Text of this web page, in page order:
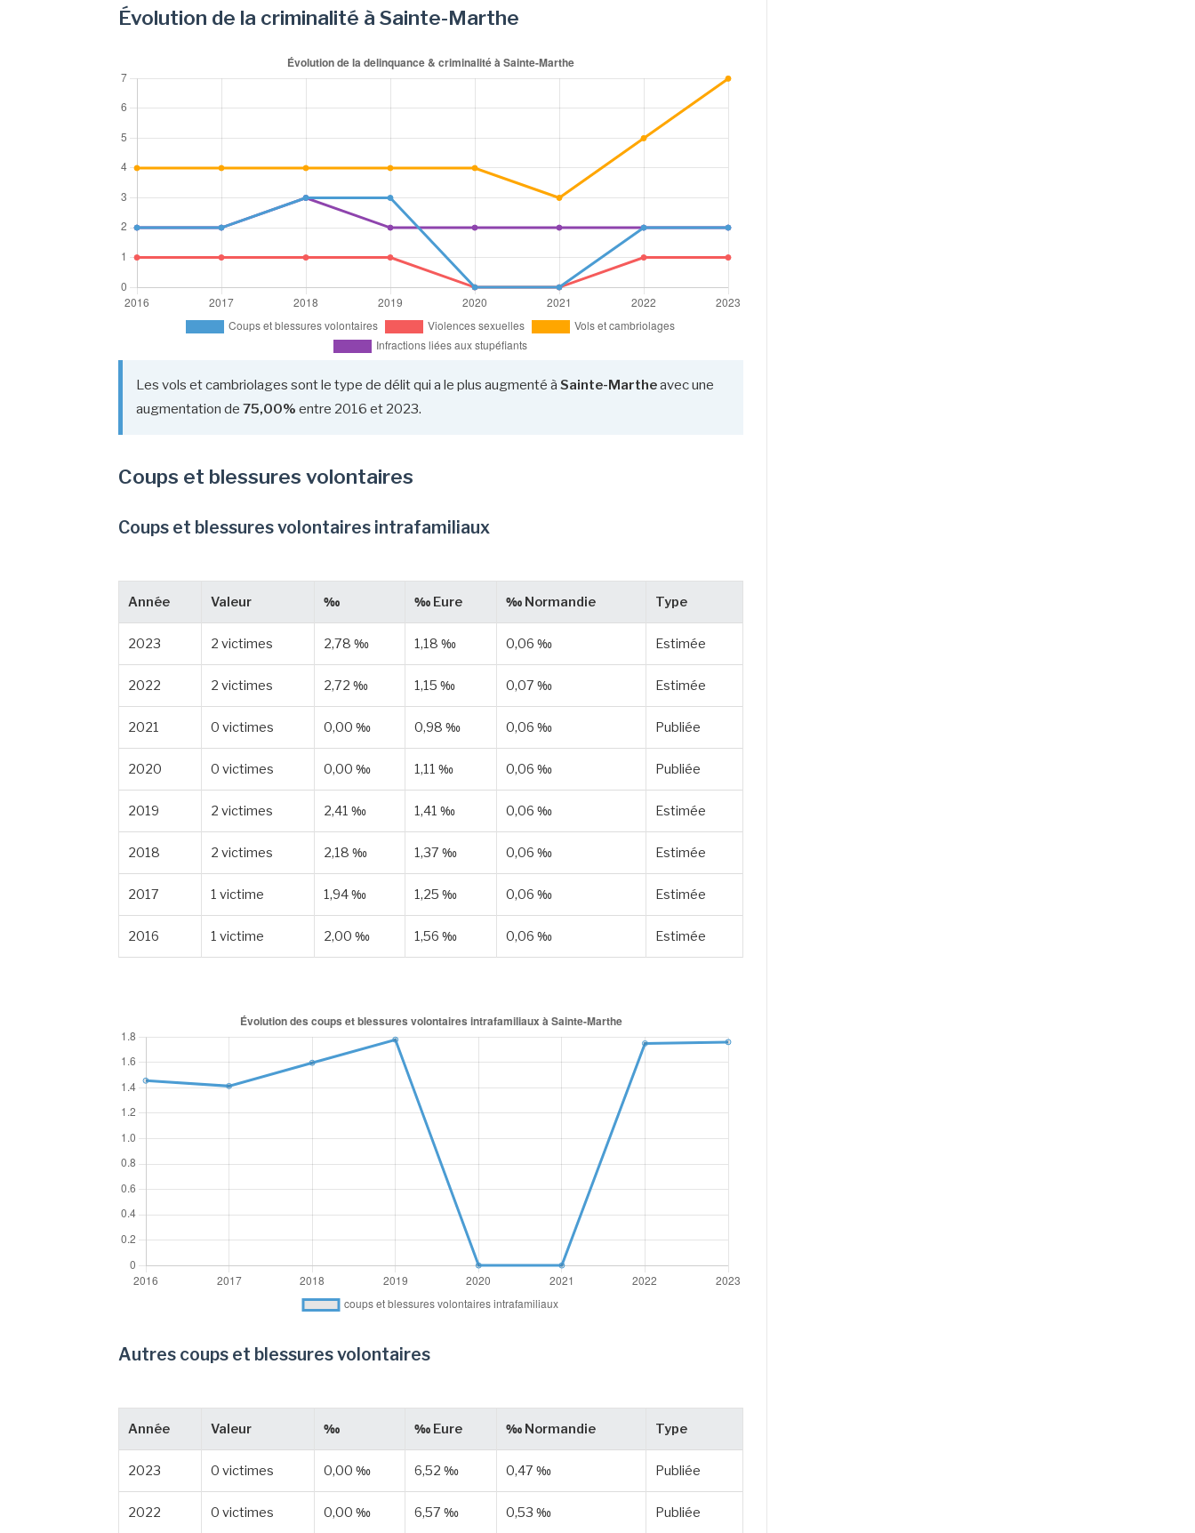
Évolution de la criminalité à Sainte-Marthe
Les vols et cambriolages sont le type de délit qui a le plus augmenté à Sainte-Martheavec une
augmentation de 75,00% entre 2016 et 2023.
Coups et blessures volontaires
Coups et blessures volontaires intrafamiliaux
Année Valeur ‰ ‰ Eure ‰ Normandie Type
2023 2 victimes 2,78 ‰ 1,18 ‰ 0,06 ‰ Estimée
2022 2 victimes 2,72 ‰ 1,15 ‰ 0,07 ‰ Estimée
2021 0 victimes 0,00 ‰ 0,98 ‰ 0,06 ‰ Publiée
2020 0 victimes 0,00 ‰ 1,11 ‰ 0,06 ‰ Publiée
2019 2 victimes 2,41 ‰ 1,41 ‰ 0,06 ‰ Estimée
2018 2 victimes 2,18 ‰ 1,37 ‰ 0,06 ‰ Estimée
2017 1 victime 1,94 ‰ 1,25 ‰ 0,06 ‰ Estimée
2016 1 victime 2,00 ‰ 1,56 ‰ 0,06 ‰ Estimée
Autres coups et blessures volontaires
Année Valeur ‰ ‰ Eure ‰ Normandie Type
2023 0 victimes 0,00 ‰ 6,52 ‰ 0,47 ‰ Publiée
2022 0 victimes 0,00 ‰ 6,57 ‰ 0,53 ‰ Publiée